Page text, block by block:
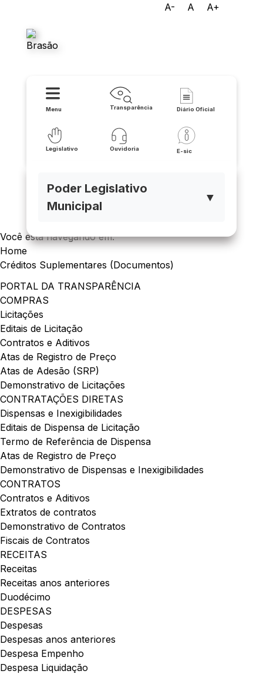
A- A A+
Menu Transparência Diário Oficial
Legislativo Ouvidoria E-sic
Poder Legislativo
Municipal
▼
Você está navegando em:
Home
Créditos Suplementares (Documentos)
PORTAL DA TRANSPARÊNCIA
COMPRAS
Licitações
Editais de Licitação
Contratos e Aditivos
Atas de Registro de Preço
Atas de Adesão (SRP)
Demonstrativo de Licitações
CONTRATAÇÕES DIRETAS
Dispensas e Inexigibilidades
Editais de Dispensa de Licitação
Termo de Referência de Dispensa
Atas de Registro de Preço
Demonstrativo de Dispensas e Inexigibilidades
CONTRATOS
Contratos e Aditivos
Extratos de contratos
Demonstrativo de Contratos
Fiscais de Contratos
RECEITAS
Receitas
Receitas anos anteriores
Duodécimo
DESPESAS
Despesas
Despesas anos anteriores
Despesa Empenho
Despesa Liquidação